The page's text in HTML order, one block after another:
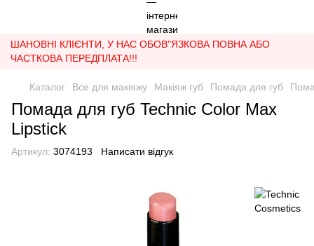
ШАНОВНІ КЛІЄНТИ, У НАС ОБОВ"ЯЗКОВА ПОВНА АБО
ЧАСТКОВА ПЕРЕДПЛАТА!!!
Каталог Все для макіяжу Макіяж губ Помада для губ
Помада для губ Technic Color Max
Lipstick
Артикул: 3074193 Написати відгук